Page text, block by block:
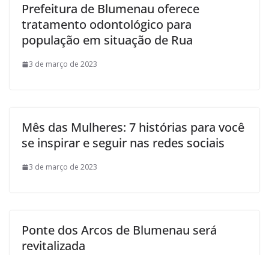
Prefeitura de Blumenau oferece
tratamento odontológico para
população em situação de Rua
3 de março de 2023
Mês das Mulheres: 7 histórias para você
se inspirar e seguir nas redes sociais
3 de março de 2023
Ponte dos Arcos de Blumenau será
revitalizada